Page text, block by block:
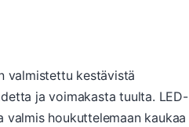
valmistettu kestävistä
ja voimakasta tuulta. LED-
houkuttelemaan kaukaa